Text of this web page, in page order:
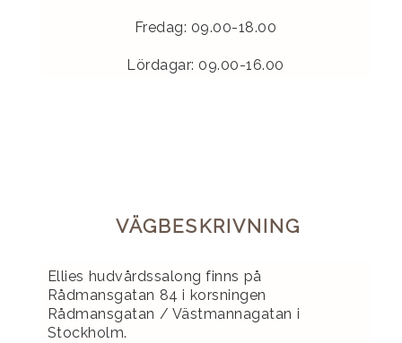
Fredag: 09.00-18.00
Lördagar: 09.00-16.00
VÄGBESKRIVNING
Ellies hudvårdssalong finns på
Rådmansgatan 84 i korsningen
Rådmansgatan / Västmannagatan i
Stockholm.